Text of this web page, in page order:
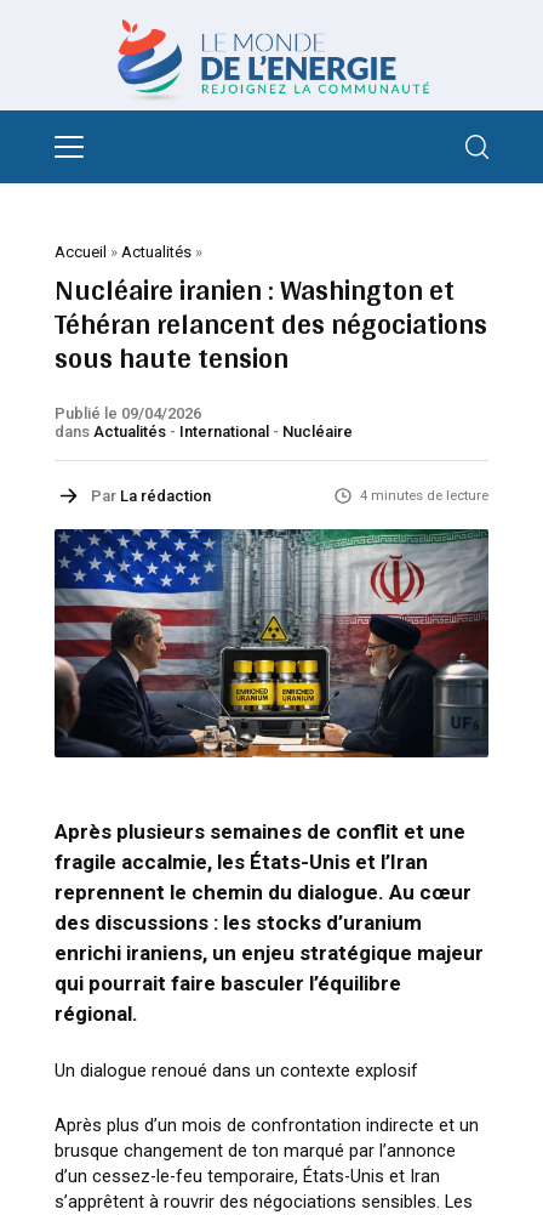
Accueil » Actualités»
Nucléaire iranien : Washington et
Téhéran relancent des négociations
sous haute tension
Publié le 09/04/2026
dans Actualités- International - Nucléaire
Par La rédaction 4 minutes de lecture
Après plusieurs semaines de conflit et une
fragile accalmie, les États-Unis et l’Iran
reprennent le chemin du dialogue. Au cœur
des discussions : les stocks d’uranium
enrichi iraniens, un enjeu stratégique majeur
qui pourrait faire basculer l’équilibre
régional.
Un dialogue renoué dans un contexte explosif
Après plus d’un mois de confrontation indirecte et un
brusque changement de ton marqué par l’annonce
d’un cessez-le-feu temporaire, États-Unis et Iran
s’apprêtent à rouvrir des négociations sensibles. Les